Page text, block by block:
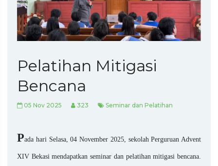
Pelatihan Mitigasi
Bencana
05 Nov 2025 323 Seminar dan Pelatihan
Pada hari Selasa, 04 November 2025, sekolah Perguruan Advent
XIV Bekasi mendapatkan seminar dan pelatihan mitigasi bencana.